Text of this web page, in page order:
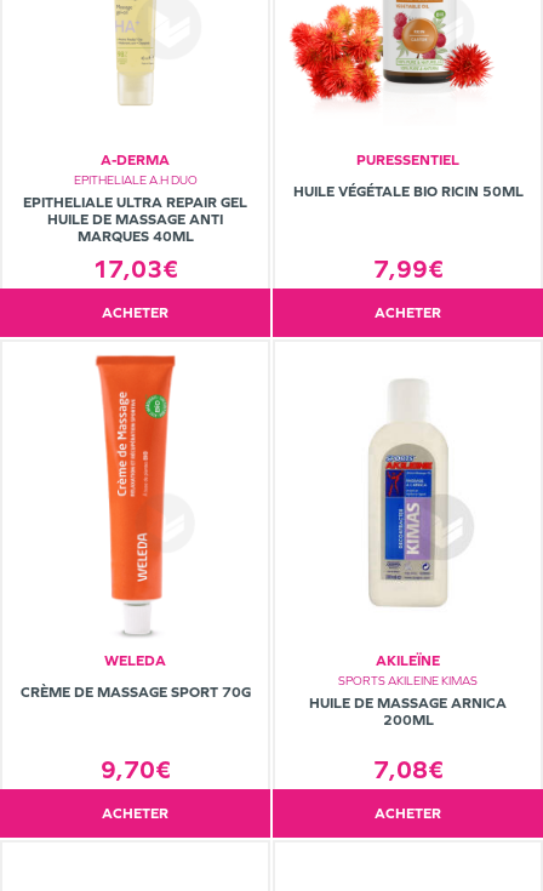
A-DERMA
EPITHELIALE A.H DUO
EPITHELIALE ULTRA REPAIR GEL
HUILE DE MASSAGE ANTI
MARQUES 40ML
17,03€
ACHETER
PURESSENTIEL
HUILE VÉGÉTALE BIO RICIN 50ML
7,99€
ACHETER
WELEDA
CRÈME DE MASSAGE SPORT 70G
9,70€
ACHETER
AKILEÏNE
SPORTS AKILEINE KIMAS
HUILE DE MASSAGE ARNICA
200ML
7,08€
ACHETER